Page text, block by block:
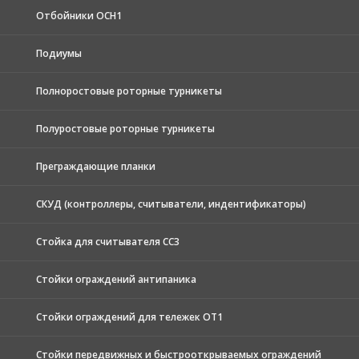
Отбойники ОСН1
Подиумы
Полноростовые роторные турникеты
Полуростовые роторные турникеты
Преграждающие планки
СКУД (контроллеры, считыватели, индентификаторы)
Стойка для считывателя СС3
Стойки ограждений антипаника
Стойки ограждений для тележек ОТ1
Стойки передвижных и быстрооткрываемых ограждений